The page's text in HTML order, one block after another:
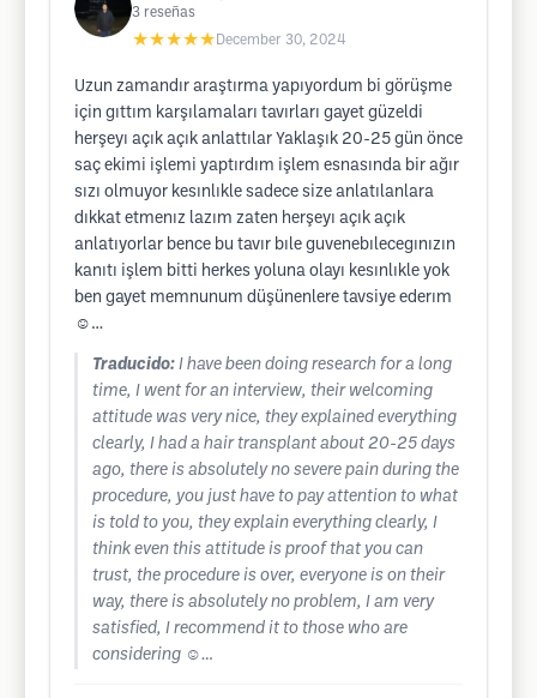
3 reseñas
★★★★★ December 30, 2024
Uzun zamandır araştırma yapıyordum bi görüşme
için gıttım karşılamaları tavırları gayet güzeldi
herşeyı açık açık anlattılar Yaklaşık 20-25 gün önce
saç ekimi işlemi yaptırdım işlem esnasında bir ağır
sızı olmuyor kesınlıkle sadece size anlatılanlara
dıkkat etmenız lazım zaten herşeyı açık açık
anlatıyorlar bence bu tavır bıle guvenebılecegınızın
kanıtı işlem bitti herkes yoluna olayı kesınlıkle yok
ben gayet memnunum düşünenlere tavsiye ederım
☺️…
Traducido: I have been doing research for a long
time, I went for an interview, their welcoming
attitude was very nice, they explained everything
clearly, I had a hair transplant about 20-25 days
ago, there is absolutely no severe pain during the
procedure, you just have to pay attention to what
is told to you, they explain everything clearly, I
think even this attitude is proof that you can
trust, the procedure is over, everyone is on their
way, there is absolutely no problem, I am very
satisfied, I recommend it to those who are
considering ☺️…